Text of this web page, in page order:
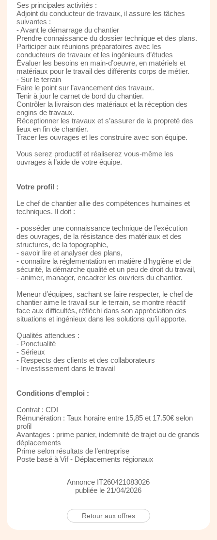
Ses principales activités :
Adjoint du conducteur de travaux, il assure les tâches
suivantes :
- Avant le démarrage du chantier
Prendre connaissance du dossier technique et des plans.
Participer aux réunions préparatoires avec les
conducteurs de travaux et les ingénieurs d’études
Évaluer les besoins en main-d’oeuvre, en matériels et
matériaux pour le travail des différents corps de métier.
- Sur le terrain
Faire le point sur l’avancement des travaux.
Tenir à jour le carnet de bord du chantier.
Contrôler la livraison des matériaux et la réception des
engins de travaux.
Réceptionner les travaux et s’assurer de la propreté des
lieux en fin de chantier.
Tracer les ouvrages et les construire avec son équipe.
Vous serez productif et réaliserez vous-même les
ouvrages à l’aide de votre équipe.
Votre profil :
Le chef de chantier allie des compétences humaines et
techniques. Il doit :
- posséder une connaissance technique de l’exécution
des ouvrages, de la résistance des matériaux et des
structures, de la topographie,
- savoir lire et analyser des plans,
- connaître la réglementation en matière d’hygiène et de
sécurité, la démarche qualité et un peu de droit du travail,
- animer, manager, encadrer les ouvriers du chantier.
Meneur d’équipes, sachant se faire respecter, le chef de
chantier aime le travail sur le terrain, se montre réactif
face aux difficultés, réfléchi dans son appréciation des
situations et ingénieux dans les solutions qu’il apporte.
Qualités attendues :
- Ponctualité
- Sérieux
- Respects des clients et des collaborateurs
- Investissement dans le travail
Conditions d'emploi :
Contrat : CDI
Rémunération : Taux horaire entre 15,85 et 17.50€ selon
profil
Avantages : prime panier, indemnité de trajet ou de grands
déplacements
Prime selon résultats de l’entreprise
Poste basé à Vif - Déplacements régionaux
Annonce IT260421083026
publiée le 21/04/2026
Retour aux offres